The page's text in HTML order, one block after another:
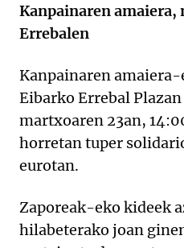
Kanpainaren amaiera,
Errebalen
Kanpainaren
Eibarko Errebal
martxoaren 23an,
horretan tuper
eurotan.
Zaporeak-eko kideek
hilabeterako joan